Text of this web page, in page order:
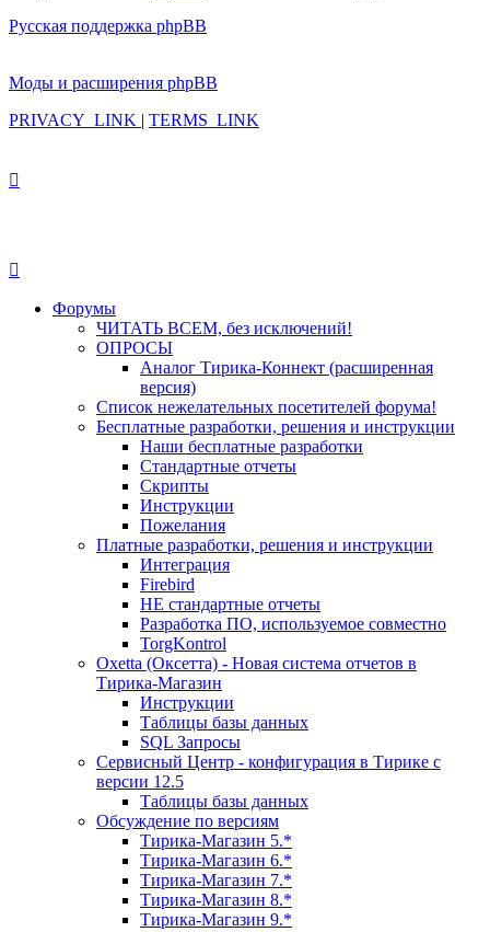
Русская поддержка phpBB
Моды и расширения phpBB
PRIVACY_LINK | TERMS_LINK
Форумы
ЧИТАТЬ ВСЕМ, без исключений!
ОПРОСЫ
Аналог Тирика-Коннект (расширенная
версия)
Список нежелательных посетителей форума!
Бесплатные разработки, решения и инструкции
Наши бесплатные разработки
Стандартные отчеты
Скрипты
Инструкции
Пожелания
Платные разработки, решения и инструкции
Интеграция
Firebird
НЕ стандартные отчеты
Разработка ПО, используемое совместно
TorgKontrol
Oxetta (Оксетта) - Новая система отчетов в
Тирика-Магазин
Инструкции
Таблицы базы данных
SQL Запросы
Сервисный Центр - конфигурация в Тирике с
версии 12.5
Таблицы базы данных
Обсуждение по версиям
Тирика-Магазин 5.*
Тирика-Магазин 6.*
Тирика-Магазин 7.*
Тирика-Магазин 8.*
Тирика-Магазин 9.*